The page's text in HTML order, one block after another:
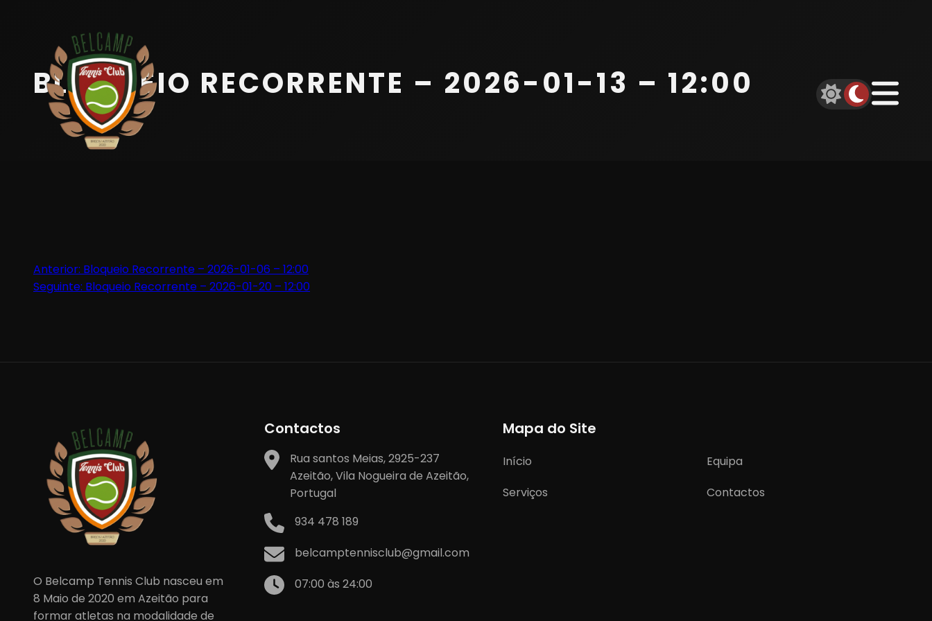
Equipa
Serviços
Parceiros
Beach Tennis
BLOQUEIO RECORRENTE – 2026-01-13 – 12:00
Navegação
de
Anterior: Bloqueio Recorrente – 2026-01-06 – 12:00
Seguinte: Bloqueio Recorrente – 2026-01-20 – 12:00
O Belcamp Tennis Club nasceu em
8 Maio de 2020 em Azeitão para
formar atletas na modalidade de
Contactos
Rua santos Meias, 2925-237
Azeitão, Vila Nogueira de Azeitão,
Portugal
934 478 189
belcamptennisclub@gmail.com
07:00 às 24:00
Mapa do Site
Início
Equipa
Serviços
Contactos